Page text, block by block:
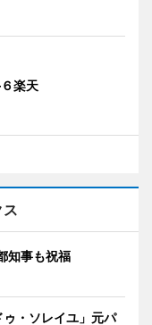
楽天
知事も祝福
・ソレイユ」元パ